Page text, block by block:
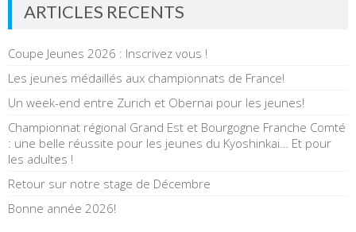
ARTICLES RECENTS
Coupe Jeunes 2026 : Inscrivez vous !
Les jeunes médaillés aux championnats de France!
Un week-end entre Zurich et Obernai pour les jeunes!
Championnat régional Grand Est et Bourgogne Franche Comté
: une belle réussite pour les jeunes du Kyoshinkai… Et pour
les adultes !
Retour sur notre stage de Décembre
Bonne année 2026!